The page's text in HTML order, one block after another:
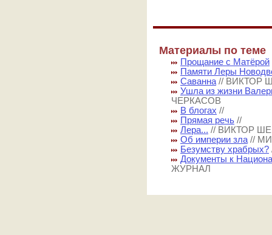
Материалы по теме
Прощание с Матёрой
Памяти Леры
Саванна // ВИКТОР
Ушла из жизни
ЧЕРКАСОВ
В блогах //
Прямая речь //
Лера... // ВИКТОР
Об империи зла //
Безумству храбрых?
Документы к
ЖУРНАЛ